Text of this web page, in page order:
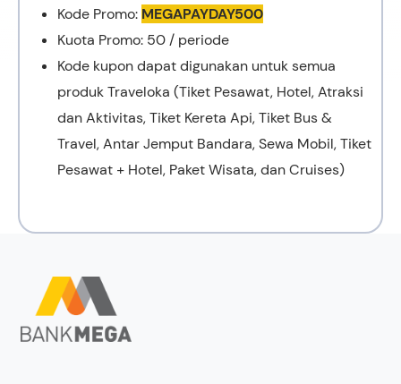
Kode Promo: MEGAPAYDAY500
Kuota Promo: 50 / periode
Kode kupon dapat digunakan untuk semua
produk Traveloka (Tiket Pesawat, Hotel, Atraksi
dan Aktivitas, Tiket Kereta Api, Tiket Bus &
Travel, Antar Jemput Bandara, Sewa Mobil, Tiket
Pesawat + Hotel, Paket Wisata, dan Cruises)